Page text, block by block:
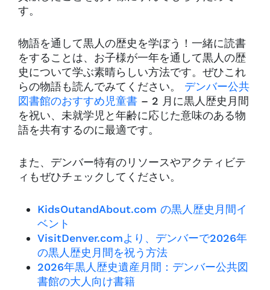
す。
物語を通して黒人の歴史を学ぼう！一緒に読書
をすることは、お子様が一年を通して黒人の歴
史について学ぶ素晴らしい方法です。ぜひこれ
らの物語も読んでみてください。 デンバー公共
図書館のおすすめ児童書 – 2 月に黒人歴史月間
を祝い、未就学児と年齢に応じた意味のある物
語を共有するのに最適です。
また、デンバー特有のリソースやアクティビテ
ィもぜひチェックしてください。
KidsOutandAbout.com の黒人歴史月間イ
ベント
VisitDenver.comより、デンバーで2026年
の黒人歴史月間を祝う方法
2026年黒人歴史遺産月間：デンバー公共図
書館の大人向け書籍